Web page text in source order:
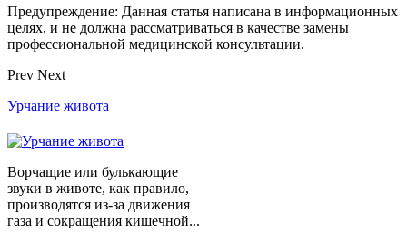
Предупреждение: Данная статья написана в информационных
целях, и не должна рассматриваться в качестве замены
профессиональной медицинской консультации.
Prev Next
Урчание живота
Ворчащие или булькающие
звуки в животе, как правило,
производятся из-за движения
газа и сокращения кишечной...